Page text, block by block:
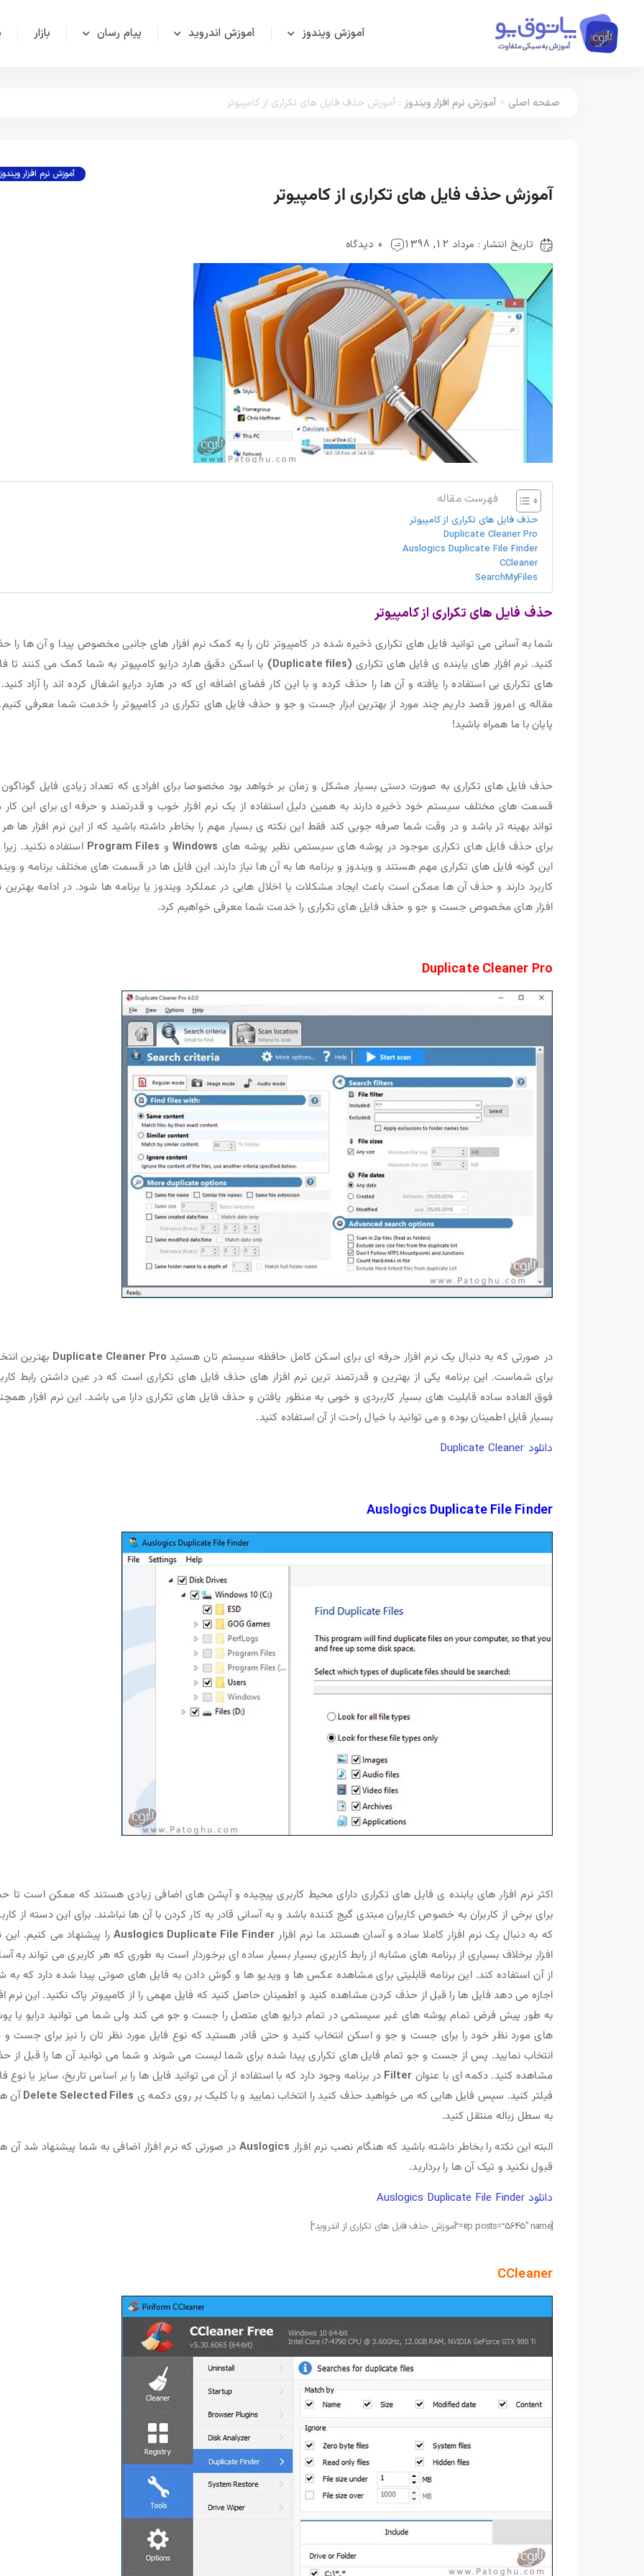
آموزش ویندوز آموزش اندروید پیام رسان بازار
صفحه اصلی > آموزش نرم افزار ویندوز : آموزش حذف فایل های تکراری از کامپیوتر
آموزش حذف فایل های تکراری از کامپیوتر
آموزش نرم افزار ویندوز
تاریخ انتشار : مرداد 12, 1398 0 دیدگاه
فهرست مقاله
حذف فایل های تکراری از کامپیوتر
Duplicate Cleaner Pro
Auslogics Duplicate File Finder
CCleaner
SearchMyFiles
حذف فایل های تکراری از کامپیوتر
شما به آسانی می توانید فایل های تکراری ذخیره شده در کامپیوتر تان را به کمک نرم افزار های جانبی مخصوص پیدا و آن ها را
کنید. نرم افزار های یابنده ی فایل های تکراری (Duplicate files)
با اسکن دقیق هارد درایو کامپیوتر به شما کمک می کنند تا
های تکراری بی استفاده را یافته و آن ها را حذف کرده و با این کار فضای اضافه ای که در هارد درایو اشغال کرده اند را آزاد
مقاله ی امروز قصد داریم چند مورد از بهترین ابزار جست و جو و حذف فایل های تکراری در کامپیوتر را خدمت شما معرفی
پایان با ما همراه باشید!
حذف فایل های تکراری به صورت دستی بسیار مشکل و زمان بر خواهد بود مخصوصا برای افرادی که تعداد زیادی فایل
قسمت های مختلف سیستم خود ذخیره دارند به همین دلیل استفاده از یک نرم افزار خوب و قدرتمند و حرفه ای برای این
تواند بهینه تر باشد و در وقت شما صرفه جویی کند فقط این نکته ی بسیار مهم را بخاطر داشته باشید که از این نرم افزار ها
برای حذف فایل های تکراری موجود در پوشه های سیستمی نظیر پوشه های Windowsو Program Files استفاده نکنید.
این گونه فایل های تکراری مهم هستند و ویندوز و برنامه ها به آن ها نیاز دارند. این فایل ها در قسمت های مختلف برنامه و
کاربرد دارند و حذف آن ها ممکن است باعث ایجاد مشکلات یا اخلال هایی در عملکرد ویندوز یا برنامه ها شود. در ادامه بهترین
افزار های مخصوص جست و جو و حذف فایل های تکراری را خدمت شما معرفی خواهیم کرد.
Duplicate Cleaner Pro
در صورتی که به دنبال یک نرم افزار حرفه ای برای اسکن کامل حافظه سیستم تان هستید Duplicate Cleaner Pro بهترین
برای شماست. این برنامه یکی از بهترین و قدرتمند ترین نرم افزار های حذف فایل های تکراری است که در عین داشتن رابط
فوق العاده ساده قابلیت های بسیار کاربردی و خوبی به منظور یافتن و حذف فایل های تکراری دارا می باشد. این نرم افزار
بسیار قابل اطمینان بوده و می توانید با خیال راحت از آن استفاده کنید.
دانلود Duplicate Cleaner
Auslogics Duplicate File Finder
اکثر نرم افزار های یابنده ی فایل های تکراری دارای محیط کاربری پیچیده و آپشن های اضافی زیادی هستند که ممکن است تا
برای برخی از کاربران به خصوص کاربران مبتدی گیج کننده باشد و به آسانی قادر به کار کردن با آن ها نباشند. برای این دسته از
که به دنبال یک نرم افزار کاملا ساده و آسان هستند ما نرم افزار Auslogics Duplicate File Finderرا پیشنهاد می کنیم. این
افزار برخلاف بسیاری از برنامه های مشابه از رابط کاربری بسیار بسیار ساده ای برخوردار است به طوری که هر کاربری می تواند به
از آن استفاده کند. این برنامه قابلیتی برای مشاهده عکس ها و ویدیو ها و گوش دادن به فایل های صوتی پیدا شده دارد که به
اجازه می دهد فایل ها را قبل از حذف کردن مشاهده کنید و اطمینان حاصل کنید که فایل مهمی را از کامپیوتر پاک نکنید. این نرم
به طور پیش فرض تمام پوشه های غیر سیستمی در تمام درایو های متصل را جست و جو می کند ولی شما می توانید درایو یا
های مورد نظر خود را برای جست و جو و اسکن انتخاب کنید و حتی قادر هستید که نوع فایل مورد نظر تان را نیز برای جست
انتخاب نمایید. پس از جست و جو تمام فایل های تکراری پیدا شده برای شما لیست می شوند و شما می توانید آن ها را قبل از
مشاهده کنید. دکمه ای با عنوان Filter در برنامه وجود دارد که با استفاده از آن می توانید فایل ها را بر اساس تاریخ، سایز یا نوع
فیلتر کنید. سپس فایل هایی که می خواهید حذف کنید را انتخاب نمایید و با کلیک بر روی دکمه ی Delete Selected Filesآن
به سطل زباله منتقل کنید.
البته این نکته را بخاطر داشته باشید که هنگام نصب نرم افزار Auslogicsدر صورتی که نرم افزار اضافی به شما پیشنهاد شد آن
قبول نکنید و تیک آن ها را بردارید.
دانلود Auslogics Duplicate File Finder
[irp posts=”5645″ name=”آموزش حذف فایل های تکراری از اندروید”]
CCleaner